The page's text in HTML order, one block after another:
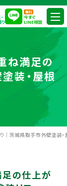
り
無料
今すぐ
LINE相談
ね満足の
装・屋根
｜茨城県取手市外壁塗装・
足の仕上が